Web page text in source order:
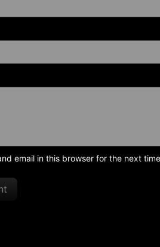
email in this browser for the next